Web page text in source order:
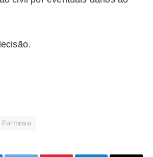
Formoso